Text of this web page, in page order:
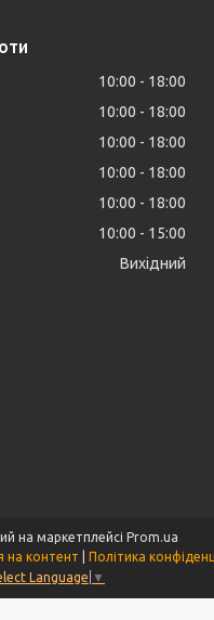
10:00
18:00
10:00
18:00
10:00
18:00
10:00
18:00
10:00
18:00
10:00
15:00
Вихідний
на маркетплейсі Prom.ua
на контент
Політика
Language ▼